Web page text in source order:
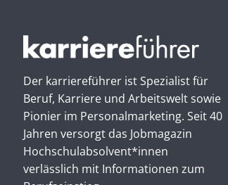
Der karriereführer ist Spezialist für
Beruf, Karriere und Arbeitswelt sowie
Pionier im Personal­marketing. Seit 40
Jahren versorgt das Jobmagazin
Hochschul­absolvent*innen
verlässlich mit Informationen zum